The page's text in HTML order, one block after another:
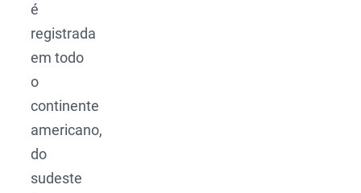
é
registrada
em todo
o
continente
americano,
do
sudeste